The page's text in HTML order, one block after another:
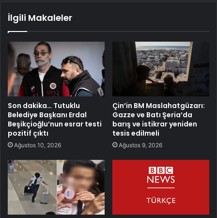
İlgili Makaleler
Son dakika… Tutuklu
Belediye Başkanı Erdal
Beşikçioğlu’nun esrar testi
pozitif çıktı
Ağustos 10, 2026
Çin’in BM Maslahatgüzarı:
Gazze ve Batı Şeria’da
barış ve istikrar yeniden
tesis edilmeli
Ağustos 9, 2026